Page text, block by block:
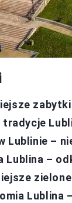
tradycje
Lublinie –
Lublina –
Lublina